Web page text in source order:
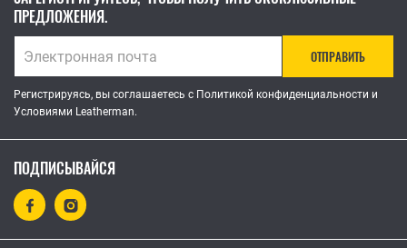
ПРЕДЛОЖЕНИЯ.
ОТПРАВИТЬ
Регистрируясь, вы соглашаетесь с Политикой конфиденциальности и
Условиями Leatherman.
ПОДПИСЫВАЙСЯ